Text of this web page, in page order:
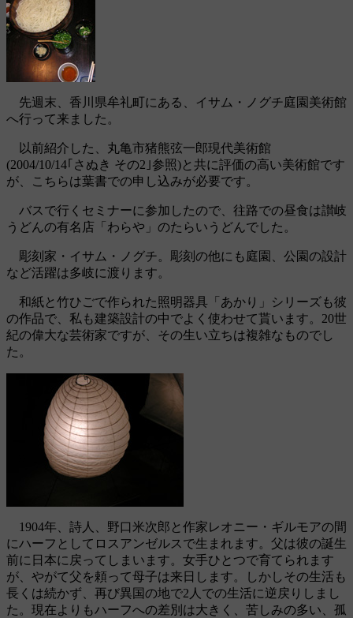
先週末、香川県牟礼町にある、イサム・ノグチ庭園美術館
へ行って来ました。
以前紹介した、丸亀市猪熊弦一郎現代美術館
(2004/10/14｢さぬき その2｣参照)と共に評価の高い美術館です
が、こちらは葉書での申し込みが必要です。
バスで行くセミナーに参加したので、往路での昼食は讃岐
うどんの有名店「わらや」のたらいうどんでした。
彫刻家・イサム・ノグチ。彫刻の他にも庭園、公園の設計
など活躍は多岐に渡ります。
和紙と竹ひごで作られた照明器具「あかり」シリーズも彼
の作品で、私も建築設計の中でよく使わせて貰います。20世
紀の偉大な芸術家ですが、その生い立ちは複雑なものでし
た。
1904年、詩人、野口米次郎と作家レオニー・ギルモアの間
にハーフとしてロスアンゼルスで生まれます。父は彼の誕生
前に日本に戻ってしまいます。女手ひとつで育てられます
が、やがて父を頼って母子は来日します。しかしその生活も
長くは続かず、再び異国の地で2人での生活に逆戻りしまし
た。現在よりもハーフへの差別は大きく、苦しみの多い、孤